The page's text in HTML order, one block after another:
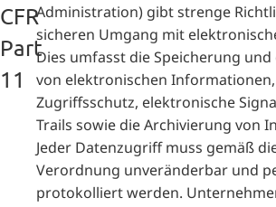
CFR
Part
11
Administration) gibt strenge
sicheren Umgang mit
Dies umfasst die Speicherung
von elektronischen
Zugriffsschutz, elektronische
Trails sowie die Archivierung von
Jeder Datenzugriff muss gemäß
Verordnung unveränderbar und
protokolliert werden.